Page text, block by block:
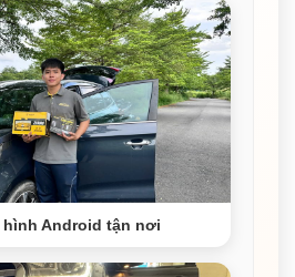
hình Android tận nơi